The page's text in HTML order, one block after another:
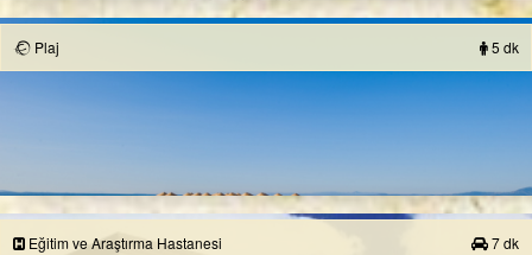
Plaj 5 dk
Eğitim ve Araştırma Hastanesi 7 dk